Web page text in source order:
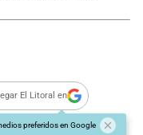
El Litoral en
preferidos en Google